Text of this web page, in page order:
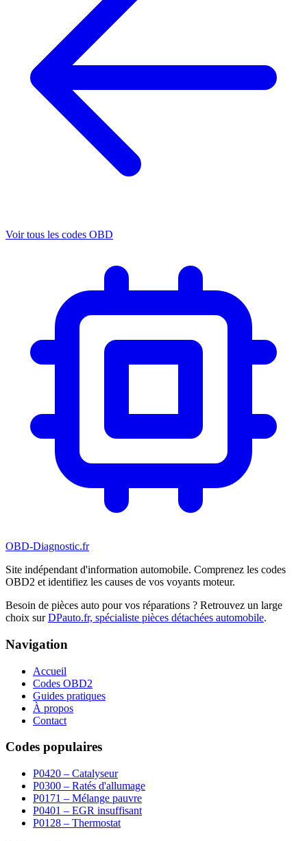
Voir tous les codes OBD
OBD-Diagnostic.fr
Site indépendant d'information automobile. Comprenez les codes
OBD2 et identifiez les causes de vos voyants moteur.
Besoin de pièces auto pour vos réparations ? Retrouvez un large
choix sur DPauto.fr, spécialiste pièces détachées automobile.
Navigation
Accueil
Codes OBD2
Guides pratiques
À propos
Contact
Codes populaires
P0420 – Catalyseur
P0300 – Ratés d'allumage
P0171 – Mélange pauvre
P0401 – EGR insuffisant
P0128 – Thermostat